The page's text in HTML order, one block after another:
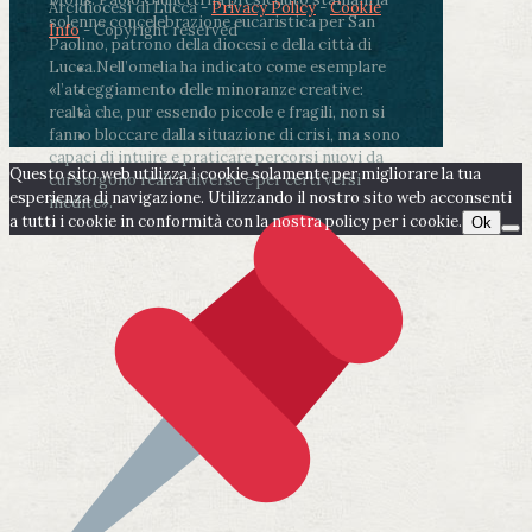
solenne concelebrazione eucaristica per San
Paolino, patrono della diocesi e della città di
Lucca.Nell’omelia ha indicato come esemplare
«l’atteggiamento delle minoranze creative:
realtà che, pur essendo piccole e fragili, non si
fanno bloccare dalla situazione di crisi, ma sono
capaci di intuire e praticare percorsi nuovi da
cui sorgono realtà diverse e per certi versi
inedite».
Arcidiocesi di Lucca -Privacy Policy-Cookie
Info- Copyright reserved
Questo sito web utilizza i cookie solamente per migliorare la tua
esperienza di navigazione. Utilizzando il nostro sito web acconsenti
a tutti i cookie in conformità con la nostra policy per i cookie. Ok